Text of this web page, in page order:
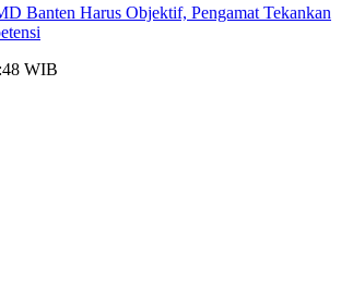
Banten Harus Objektif, Pengamat Tekankan
WIB